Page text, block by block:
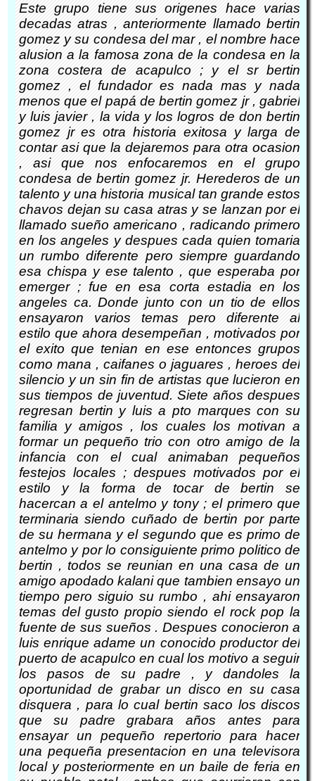
Este grupo tiene sus origenes hace varias
decadas atras , anteriormente llamado bertin
gomez y su condesa del mar , el nombre hace
alusion a la famosa zona de la condesa en la
zona costera de acapulco ; y el sr bertin
gomez , el fundador es nada mas y nada
menos que el papá de bertin gomez jr , gabriel
y luis javier , la vida y los logros de don bertin
gomez jr es otra historia exitosa y larga de
contar asi que la dejaremos para otra ocasion
, asi que nos enfocaremos en el grupo
condesa de bertin gomez jr. Herederos de un
talento y una historia musical tan grande estos
chavos dejan su casa atras y se lanzan por el
llamado sueño americano , radicando primero
en los angeles y despues cada quien tomaria
un rumbo diferente pero siempre guardando
esa chispa y ese talento , que esperaba por
emerger ; fue en esa corta estadia en los
angeles ca. Donde junto con un tio de ellos
ensayaron varios temas pero diferente al
estilo que ahora desempeñan , motivados por
el exito que tenian en ese entonces grupos
como mana , caifanes o jaguares , heroes del
silencio y un sin fin de artistas que lucieron en
sus tiempos de juventud. Siete años despues
regresan bertin y luis a pto marques con su
familia y amigos , los cuales los motivan a
formar un pequeño trio con otro amigo de la
infancia con el cual animaban pequeños
festejos locales ; despues motivados por el
estilo y la forma de tocar de bertin se
hacercan a el antelmo y tony ; el primero que
terminaria siendo cuñado de bertin por parte
de su hermana y el segundo que es primo de
antelmo y por lo consiguiente primo politico de
bertin , todos se reunian en una casa de un
amigo apodado kalani que tambien ensayo un
tiempo pero siguio su rumbo , ahi ensayaron
temas del gusto propio siendo el rock pop la
fuente de sus sueños . Despues conocieron a
luis enrique adame un conocido productor del
puerto de acapulco en cual los motivo a seguir
los pasos de su padre , y dandoles la
oportunidad de grabar un disco en su casa
disquera , para lo cual bertin saco los discos
que su padre grabara años antes para
ensayar un pequeño repertorio para hacer
una pequeña presentacion en una televisora
local y posteriormente en un baile de feria en